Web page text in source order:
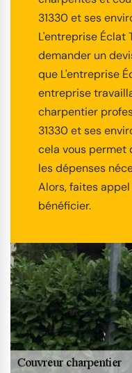
31330 et ses
L'entreprise Éclat
demander un
que L'entreprise
entreprise
charpentier
31330 et ses
cela vous permet
les dépenses
Alors, faites
bénéficier.